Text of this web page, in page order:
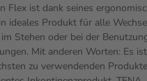
Flex ist dank seines
ideales Produkt für alle
Stehen oder bei der
Mit anderen Worten: Es
zu verwendenden